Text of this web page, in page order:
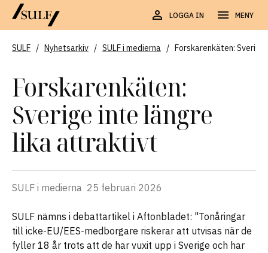
LOGGA IN MENY
SULF / Nyhetsarkiv / SULF i medierna / Forskarenkäten:
Forskarenkäten:
Sverige inte längre
lika attraktivt
SULF i medierna 25 februari 2026
SULF nämns i debattartikel i Aftonbladet: "Tonåringar
till icke-EU/EES-medborgare riskerar att utvisas när de
fyller 18 år trots att de har vuxit upp i Sverige och har